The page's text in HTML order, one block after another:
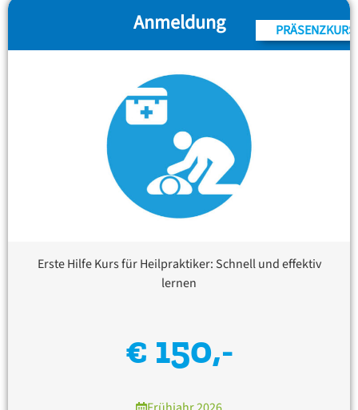
PRÄSENZKURS
Anmeldung
Erste Hilfe Kurs für Heilpraktiker: Schnell und effektiv
lernen
€ 150,-